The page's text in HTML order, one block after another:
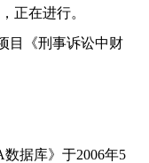
正在进行。
目《刑事诉讼中财
据库》于2006年5